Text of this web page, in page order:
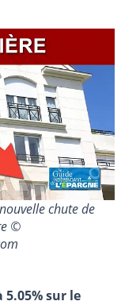
chute de
©
5.05% sur le